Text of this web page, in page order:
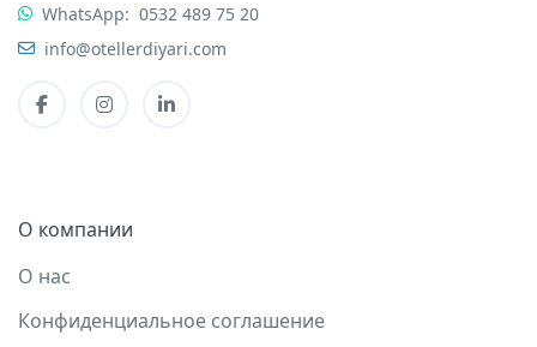
WhatsApp: 0532 489 75 20
info@otellerdiyari.com
О компании
О нас
Конфиденциальное соглашение